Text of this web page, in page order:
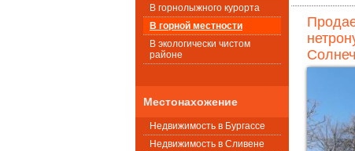
В горнолыжного курорта
В горной местности
В экологически чистом
районе
Местонахожение
Недвижимость в Бургассе
Недвижимость в Сливене